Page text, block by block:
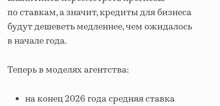
по ставкам, а значит, кредиты для бизнеса
будут дешеветь медленнее, чем ожидалось
в начале года.
Теперь в моделях агентства:
на конец 2026 года средняя ставка